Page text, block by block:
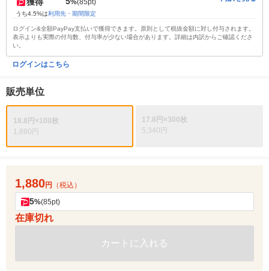
%(85pt)
うち4.5%は利用先・期間限定
ログイン&全額PayPay支払いで獲得できます。原則として税抜金額に対し付与されます。
表示よりも実際の付与数、付与率が少ない場合があります。詳細は内訳からご確認くださ
い。
ログインはこちら
販売単位
18.8円×100枚
1,880円
17.8円×300枚
5,340円
1,880円 （税込）
5%(85pt)
在庫切れ
カートに入れる